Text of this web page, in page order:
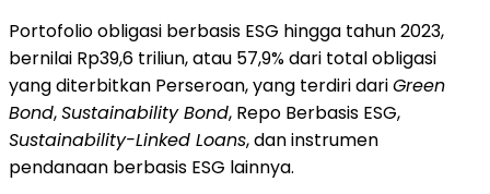
Portofolio obligasi berbasis ESG hingga tahun 2023,
bernilai Rp39,6 triliun, atau 57,9% dari total obligasi
yang diterbitkan Perseroan, yang terdiri dariGreen
Bond,Sustainability Bond, Repo Berbasis ESG,
Sustainability-Linked Loans, dan instrumen
pendanaan berbasis ESG lainnya.